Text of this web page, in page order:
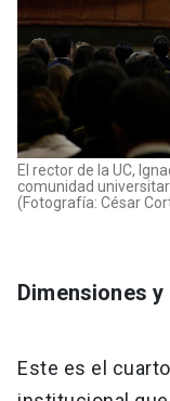
El rector de la UC,
comunidad
(Fotografía: César
Dimensiones y
Este es el